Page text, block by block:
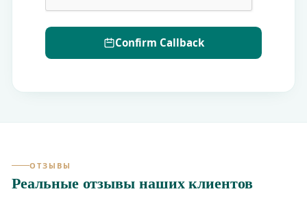
Confirm Callback
ОТЗЫВЫ
Реальные отзывы наших клиентов